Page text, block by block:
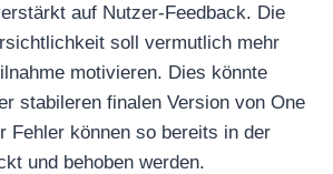
auf Nutzer-Feedback. Die
soll vermutlich mehr
motivieren. Dies könnte
stabileren finalen Version von One
Fehler können so bereits in der
und behoben werden.